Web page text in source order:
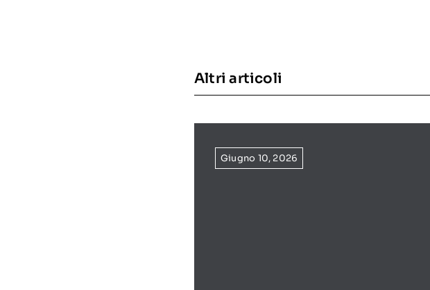
Altri articoli
Giugno 10, 2026